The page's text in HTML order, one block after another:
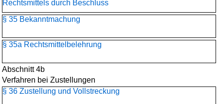
Rechtsmittels durch Beschluss
§ 35 Bekanntmachung
§ 35a Rechtsmittelbelehrung
Abschnitt 4b
Verfahren bei Zustellungen
§ 36 Zustellung und Vollstreckung